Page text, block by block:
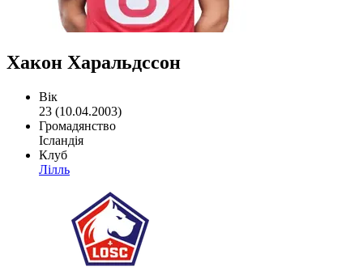
Хакон Харальдссон
Вік
23 (10.04.2003)
Громадянство
Ісландія
Клуб
Лілль